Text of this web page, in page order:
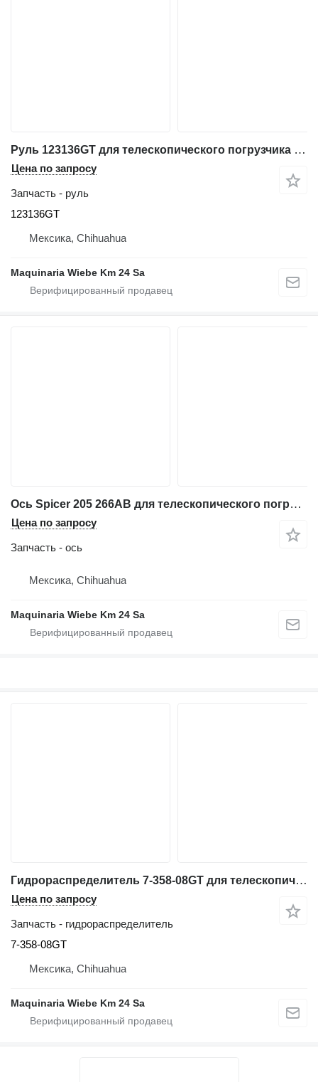
Руль 123136GT для телескопического погрузчика Genie GTH-636
Цена по запросу
Запчасть - руль
123136GT
Мексика, Chihuahua
Maquinaria Wiebe Km 24 Sa
Ось Spicer 205 266AB для телескопического погрузчика Genie GTH-5519
Цена по запросу
Запчасть - ось
Мексика, Chihuahua
Maquinaria Wiebe Km 24 Sa
Гидрораспределитель 7-358-08GT для телескопического погрузчика Genie GTH-636
Цена по запросу
Запчасть - гидрораспределитель
7-358-08GT
Мексика, Chihuahua
Maquinaria Wiebe Km 24 Sa